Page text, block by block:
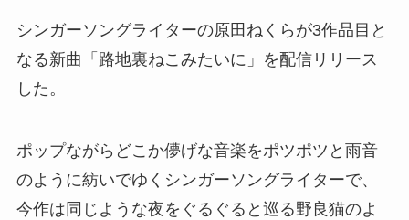
シンガーソングライターの原田ねくらが3作品目と
なる新曲「路地裏ねこみたいに」を配信リリース
した。
ポップながらどこか儚げな音楽をポツポツと雨音
のように紡いでゆくシンガーソングライターで、
今作は同じような夜をぐるぐると巡る野良猫のよ